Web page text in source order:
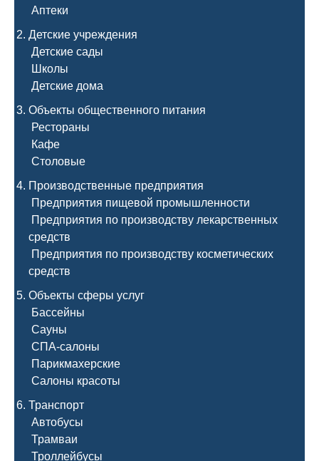
Аптеки
Детские учреждения
Детские сады
Школы
Детские дома
Объекты общественного питания
Рестораны
Кафе
Столовые
Производственные предприятия
Предприятия пищевой промышленности
Предприятия по производству лекарственных
средств
Предприятия по производству косметических
средств
Объекты сферы услуг
Бассейны
Сауны
СПА-салоны
Парикмахерские
Салоны красоты
Транспорт
Автобусы
Трамваи
Троллейбусы